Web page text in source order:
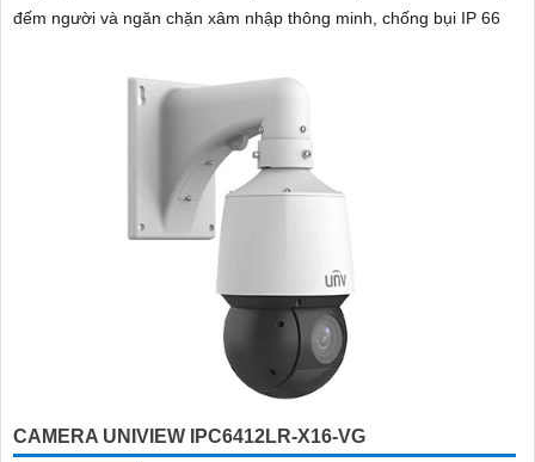
đếm người và ngăn chặn xâm nhập thông minh, chống bụi IP 66
CAMERA UNIVIEW IPC6412LR-X16-VG